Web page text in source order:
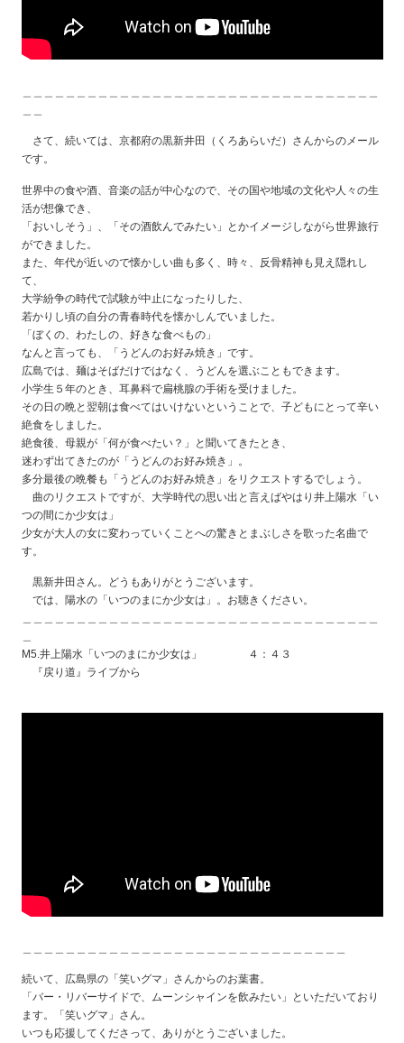
さて、続いては、京都府の黒新井田（くろあらいだ）さんからのメール
です。
世界中の食や酒、音楽の話が中心なので、その国や地域の文化や人々の生
活が想像でき、
「おいしそう」、「その酒飲んでみたい」とかイメージしながら世界旅行
ができました。
また、年代が近いので懐かしい曲も多く、時々、反骨精神も見え隠れし
て、
大学紛争の時代で試験が中止になったりした、
若かりし頃の自分の青春時代を懐かしんでいました。
「ぼくの、わたしの、好きな食べもの」
なんと言っても、「うどんのお好み焼き」です。
広島では、麺はそばだけではなく、うどんを選ぶこともできます。
小学生５年のとき、耳鼻科で扁桃腺の手術を受けました。
その日の晩と翌朝は食べてはいけないということで、子どもにとって辛い
絶食をしました。
絶食後、母親が「何が食べたい？」と聞いてきたとき、
迷わず出てきたのが「うどんのお好み焼き」。
多分最後の晩餐も「うどんのお好み焼き」をリクエストするでしょう。
曲のリクエストですが、大学時代の思い出と言えばやはり井上陽水「い
つの間にか少女は」
少女が大人の女に変わっていくことへの驚きとまぶしさを歌った名曲で
す。
黒新井田さん。どうもありがとうございます。
では、陽水の「いつのまにか少女は」。お聴きください。
M5.井上陽水「いつのまにか少女は」 ４：４３
『戻り道』ライブから
続いて、広島県の「笑いグマ」さんからのお葉書。
「バー・リバーサイドで、ムーンシャインを飲みたい」といただいており
ます。「笑いグマ」さん。
いつも応援してくださって、ありがとうございました。